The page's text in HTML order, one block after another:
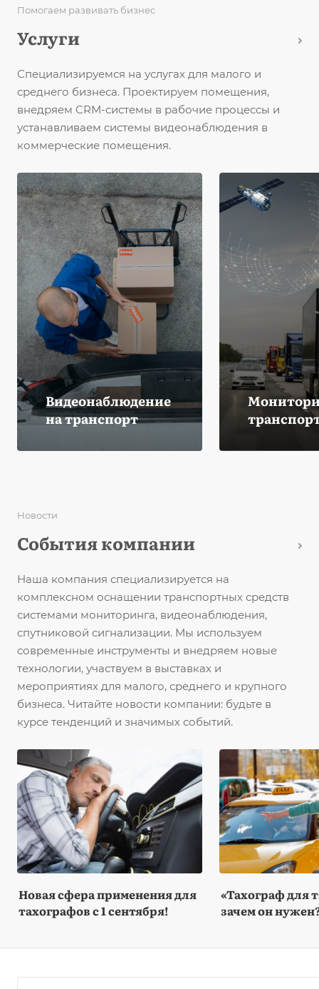
Помогаем развивать бизнес
Услуги
Специализируемся на услугах для малого и
среднего бизнеса. Проектируем помещения,
внедряем CRM-системы в рабочие процессы и
устанавливаем системы видеонаблюдения в
коммерческие помещения.
Видеонаблюдение
на транспорт
Новости
События компании
Наша компания специализируется на
комплексном оснащении транспортных средств
системами мониторинга, видеонаблюдения,
спутниковой сигнализации. Мы используем
современные инструменты и внедряем новые
технологии, участвуем в выставках и
мероприятиях для малого, среднего и крупного
бизнеса. Читайте новости компании: будьте в
курсе тенденций и значимых событий.
Новая сфера применения для
тахографов с 1 сентября!
«Тахограф для
зачем он